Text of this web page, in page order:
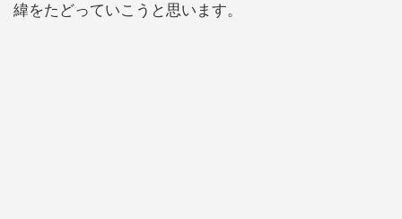
緯をたどっていこうと思います。